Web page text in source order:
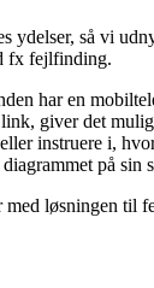
ydelser, så vi
fx fejlfinding.
har en
giver det
instruere i,
på
løsningen til